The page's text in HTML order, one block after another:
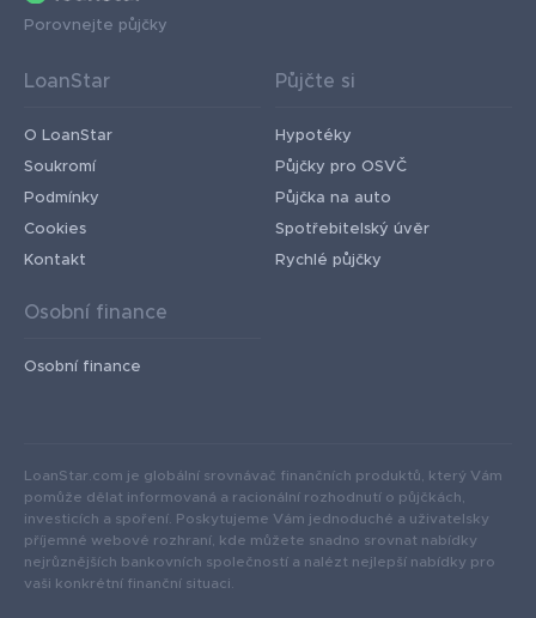
Porovnejte půjčky
LoanStar
O LoanStar
Soukromí
Podmínky
Cookies
Kontakt
Půjčte si
Hypotéky
Půjčky pro OSVČ
Půjčka na auto
Spotřebitelský úvěr
Rychlé půjčky
Osobní finance
Osobní finance
LoanStar.com je globální srovnávač finančních produktů, který Vám
pomůže dělat informovaná a racionální rozhodnutí o půjčkách,
investicích a spoření. Poskytujeme Vám jednoduché a uživatelsky
příjemné webové rozhraní, kde můžete snadno srovnat nabídky
nejrůznějších bankovních společností a nalézt nejlepší nabídky pro
vaši konkrétní finanční situaci.